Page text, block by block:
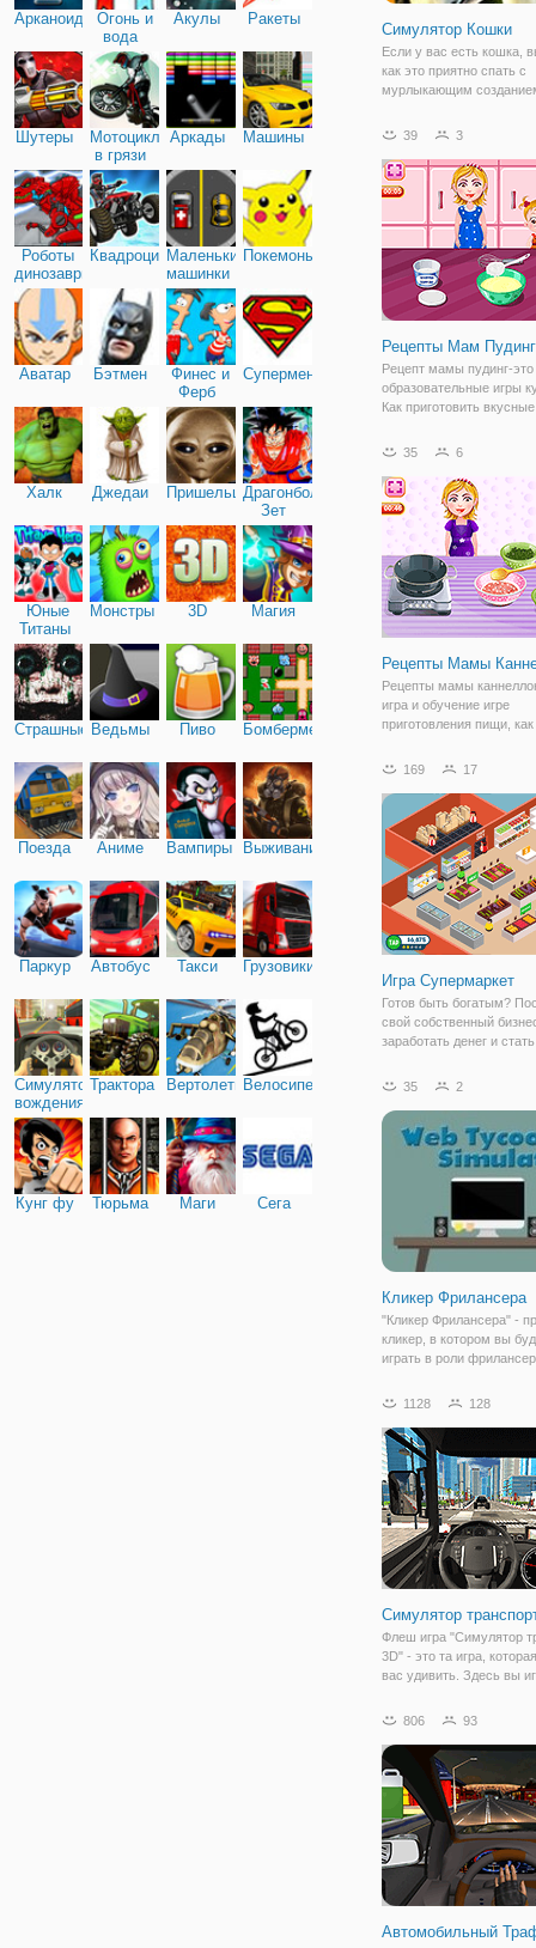
Арканоид
Огонь и
вода
Акулы Ракеты
Шутеры
Мотоциклы
в грязи
Аркады Машины
Роботы
динозавры
КвадроциклыМаленькие
машинки
Покемоны
Аватар Бэтмен
Финес и
Ферб
Супермен
Халк Джедаи ПришельцыДрагонболл
Зет
Юные
Титаны
Монстры 3D Магия
Страшные Ведьмы Пиво Бомбермен
Поезда Аниме Вампиры Выживание
Паркур Автобус Такси Грузовики
Симулятор
вождения
Трактора ВертолетыВелосипед
Кунг фу Тюрьма Маги Сега
Симулятор Кошки
Если у вас есть кошка,
как это приятно спать с
мурлыкающим
тем не менее, они знают,
нашими любимчиками
Наверняка хоть
39 3
Рецепты Мам Пудинг
Рецепт мамы пудинг-это
образовательные игры
Как приготовить
между банановый
ингредиенты, чтобы
пудинг смесь в
35 6
Рецепты Мамы
Рецепты мамы
игра и обучение игре
приготовления пищи, как
цилиндрического типа
начинкой и покрытые
итальянской кухни. Во-
169 17
Игра Супермаркет
Готов быть богатым?
свой собственный
заработать денег и
Она работает очень
постоянно обращает
витрины,
35 2
Кликер Фрилансера
"Кликер Фрилансера" -
кликер, в котором вы
играть в роли
прокачивать навыки и
просто кликать по
Управление
1128 128
Симулятор
Флеш игра "Симулятор
3D" - это та игра,
вас удивить. Здесь вы
транспортного
симулятора в том, чтобы
попробовать себя
806 93
Автомобильный